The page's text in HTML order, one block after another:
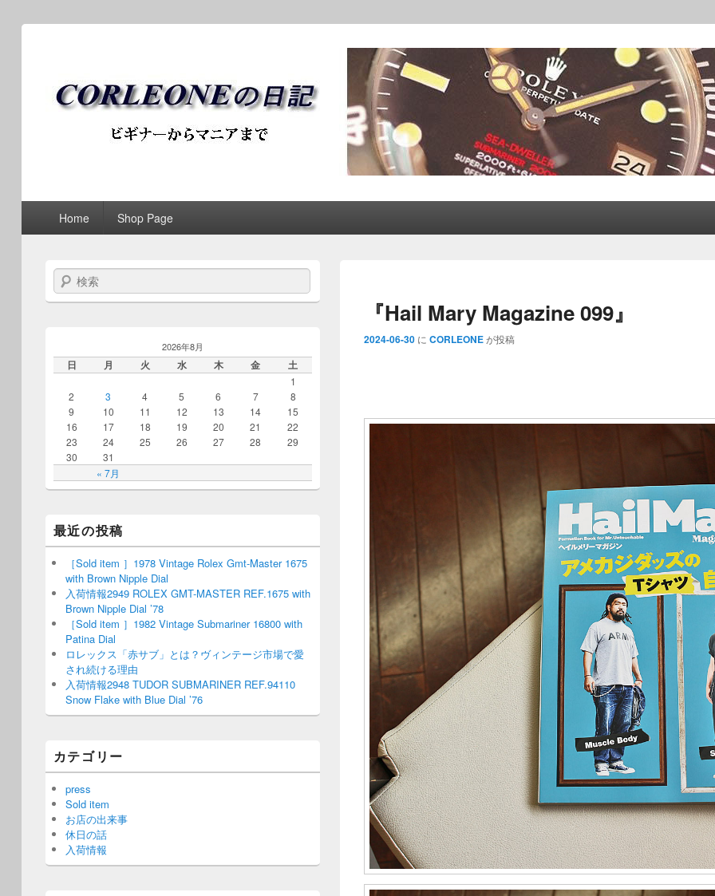
ブログ / アンティークロレックス│CORLEONE
第1メニュー第1メニューのコンテンツまでスキップ
第2メニューのコンテンツまでスキップ
Home Shop Page
『Hail Mary Magazine 099』
2024-06-30 に CORLEONEが投稿
検索
2026年8月
日 月 火 水 木 金 土
« 7月
1
2
3 4 5 6 7
8
9
10 11 12 13 14
15
16
17 18 19 20 21
22
23
24 25 26 27 28
29
30
31
最近の投稿
［Sold item ］1978 Vintage Rolex Gmt-Master 1675
with Brown Nipple Dial
入荷情報2949 ROLEX GMT-MASTER REF.1675 with
Brown Nipple Dial ’78
［Sold item ］1982 Vintage Submariner 16800 with
Patina Dial
ロレックス「赤サブ」とは？ヴィンテージ市場で愛
され続ける理由
入荷情報2948 TUDOR SUBMARINER REF.94110
Snow Flake with Blue Dial ’76
カテゴリー
press
Sold item
お店の出来事
休日の話
入荷情報